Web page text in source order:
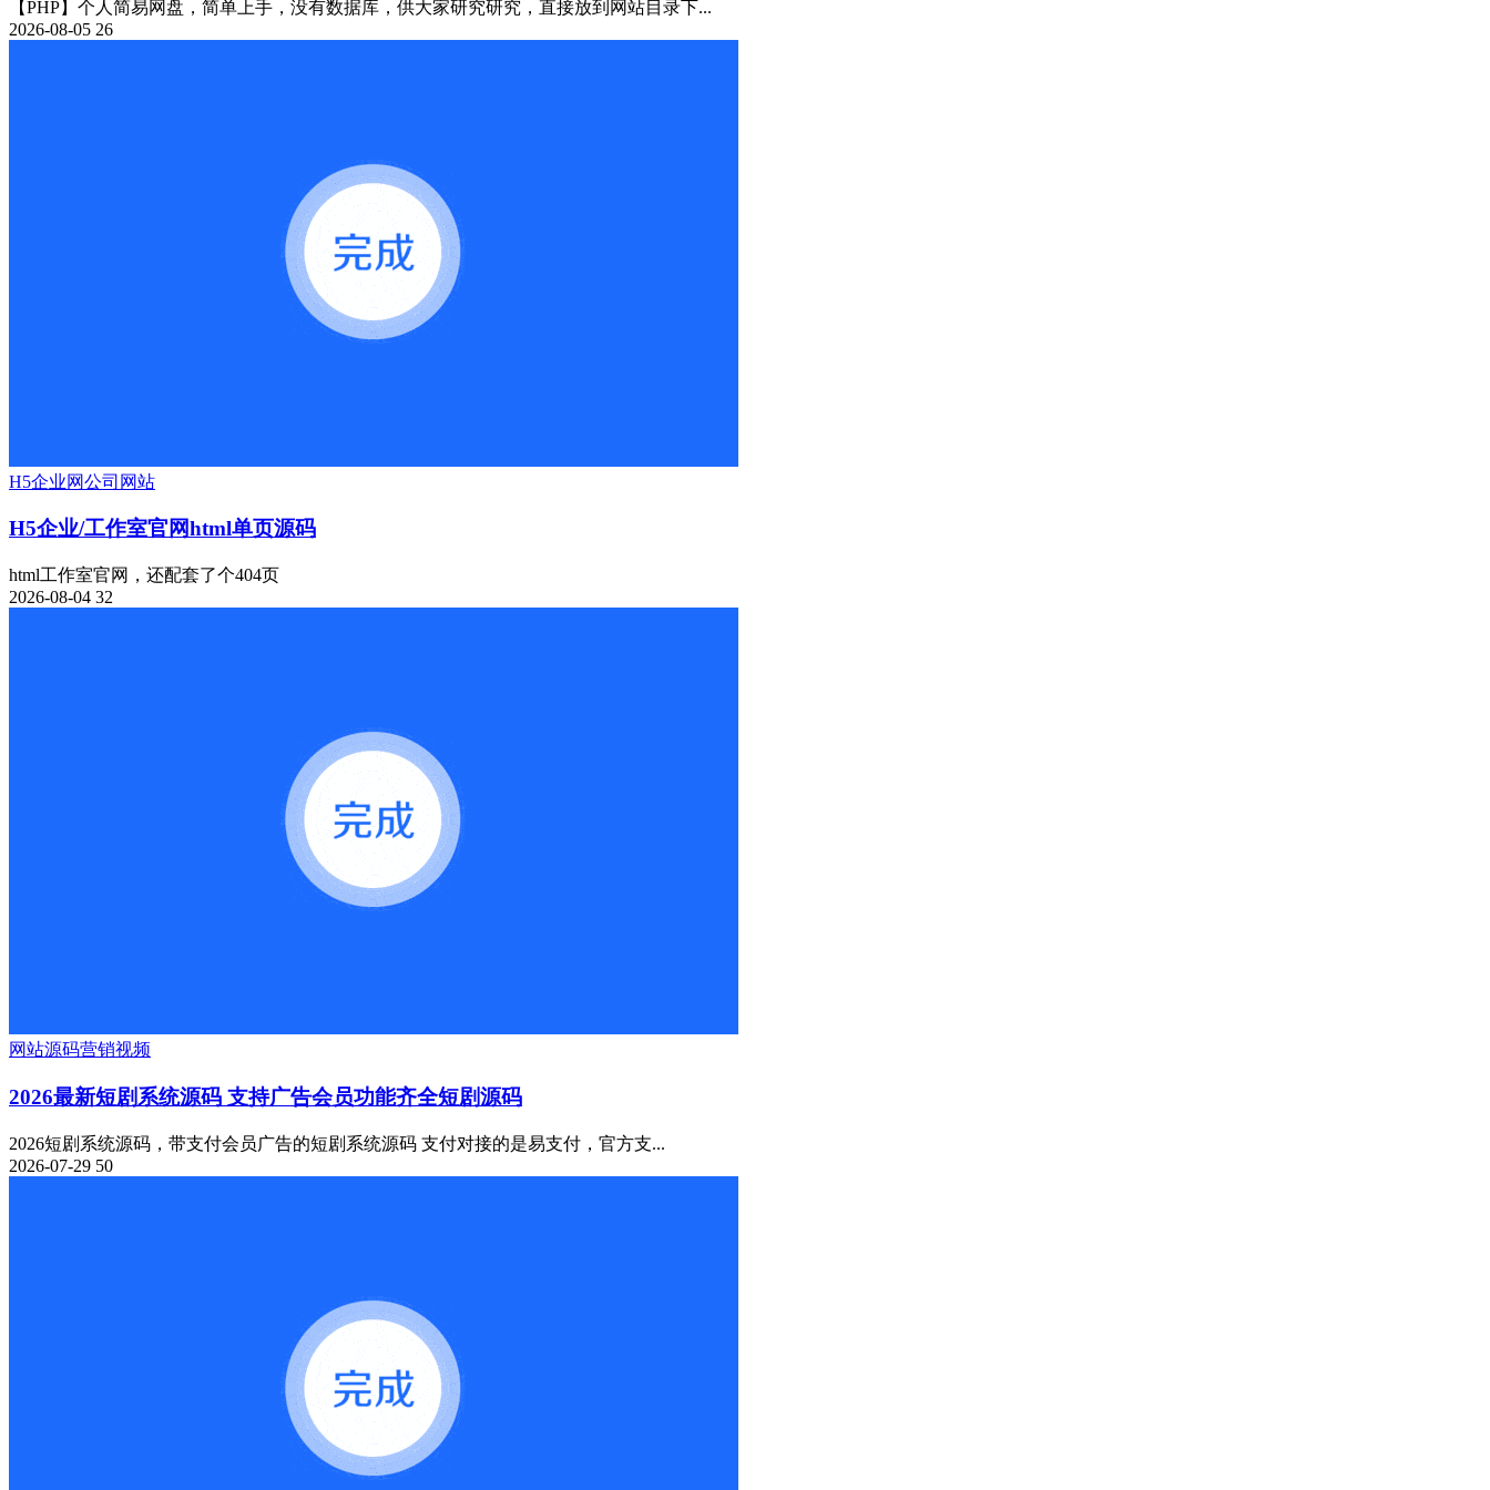
【PHP】个人简易网盘，简单上手，没有数据库，供大家研究研究，直接放到网站目录下...
2026-08-05 26
H5企业网公司网站
H5企业/工作室官网html单页源码
html工作室官网，还配套了个404页
2026-08-04 32
网站源码营销视频
2026最新短剧系统源码 支持广告会员功能齐全短剧源码
2026短剧系统源码，带支付会员广告的短剧系统源码 支付对接的是易支付，官方支...
2026-07-29 50